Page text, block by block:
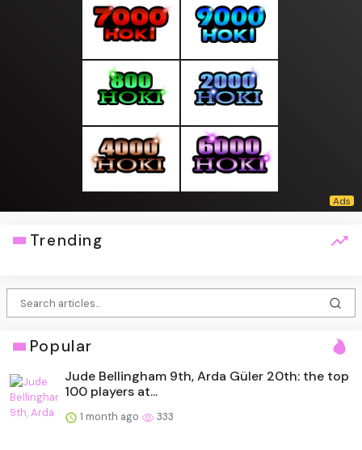
Trending
Popular
Jude Bellingham 9th, Arda Güler 20th: the top
100 players at...
1 month ago 333